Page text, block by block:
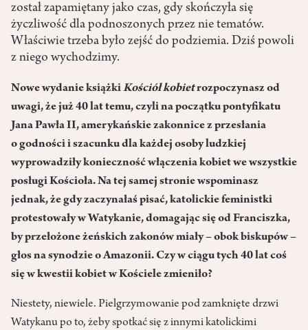
został zapamiętany jako czas, gdy skończyła się
życzliwość dla podnoszonych przez nie tematów.
Właściwie trzeba było zejść do podziemia. Dziś powoli
z niego wychodzimy.
Nowe wydanie książkiKościół kobietrozpoczynasz od
uwagi, że już 40 lat temu, czyli na początku pontyfikatu
Jana Pawła II, amerykańskie zakonnice z przesłania
o godności i szacunku dla każdej osoby ludzkiej
wyprowadziły konieczność włączenia kobiet we wszystkie
posługi Kościoła. Na tej samej stronie wspominasz
jednak, że gdy zaczynałaś pisać, katolickie feministki
protestowały w Watykanie, domagając się od Franciszka,
by przełożone żeńskich zakonów miały – obok biskupów –
głos na synodzie o Amazonii. Czy w ciągu tych 40 lat coś
się w kwestii kobiet w Kościele zmieniło?
Niestety, niewiele. Pielgrzymowanie pod zamknięte drzwi
Watykanu po to, żeby spotkać się z innymi katolickimi